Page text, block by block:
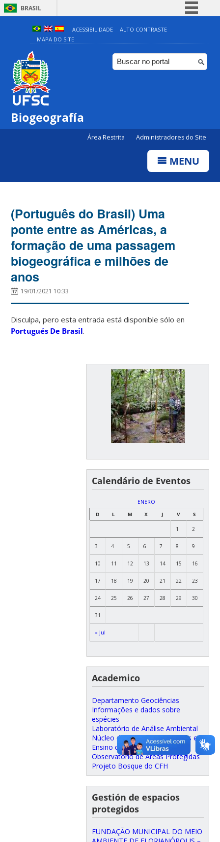
BRASIL
Simplifique!
Comunica BR
Participe
ACESSIBILIDADE
ALTO CONTRASTE
MAPA DO SITE
Biogeografía
Área Restrita Administradores do Site
MENU
(Português do Brasil) Uma
ponte entre as Américas, a
formação de uma passagem
biogeográfica e milhões de
anos
19/01/2021 10:33
Disculpa, pero esta entrada está disponible sólo en
Portugués De Brasil.
Calendário de Eventos
ENERO
D
L M X J V S
« Jul
1 2
3 4 5 6 7 8 9
10 11 12 13 14 15 16
17 18 19 20 21 22 23
24 25 26 27 28 29 30
31
Academico
Departamento Geociências
Informações e dados sobre
espécies
Laboratório de Análise Ambiental
Núcleo de Estudos e Pesquisas em
Ensino de Geografia
Observatório de Áreas Protegidas
Projeto Bosque do CFH
Gestión de espacios
protegidos
FUNDAÇÃO MUNICIPAL DO MEIO